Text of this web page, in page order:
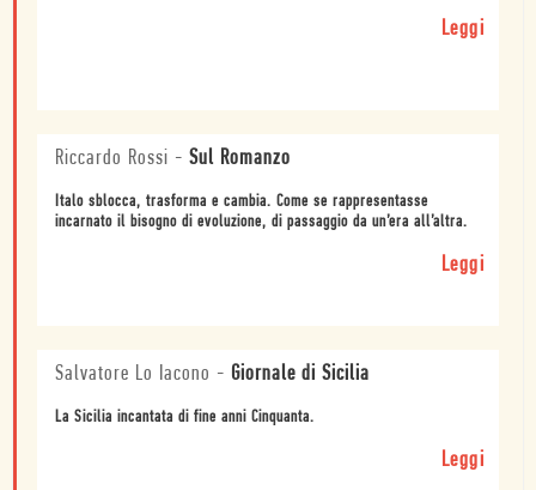
Leggi
Riccardo Rossi - Sul Romanzo
Italo sblocca, trasforma e cambia. Come se rappresentasse
incarnato il bisogno di evoluzione, di passaggio da un’era all’altra.
Leggi
Salvatore Lo Iacono - Giornale di Sicilia
La Sicilia incantata di fine anni Cinquanta.
Leggi